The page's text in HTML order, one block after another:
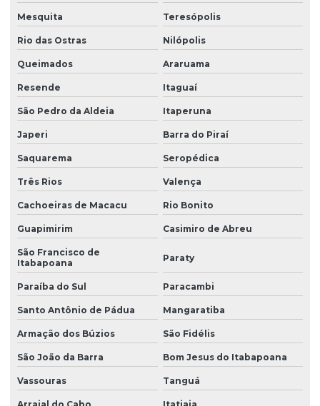
Redutor de viscosidade
Redutor de viscosidade atóxico para pastas
Resina hidrocarbônica
Resina de pvc
Resina de pvc em pó
Retardante de chamas
Sebo em pó
Solvente atóxico
Solvente para tinta
Solventes industriais
Trióxido de antimônio
Zeólita onde comprar
Mesquita Teresópolis
Rio das Ostras Nilópolis
Queimados Araruama
Resende Itaguaí
São Pedro da Aldeia Itaperuna
Japeri Barra do Piraí
Saquarema Seropédica
Três Rios Valença
Cachoeiras de Macacu Rio Bonito
Guapimirim Casimiro de Abreu
São Francisco de
Itabapoana
Paraty
Paraíba do Sul Paracambi
Santo Antônio de Pádua Mangaratiba
Armação dos Búzios São Fidélis
São João da Barra Bom Jesus do Itabapoana
Vassouras Tanguá